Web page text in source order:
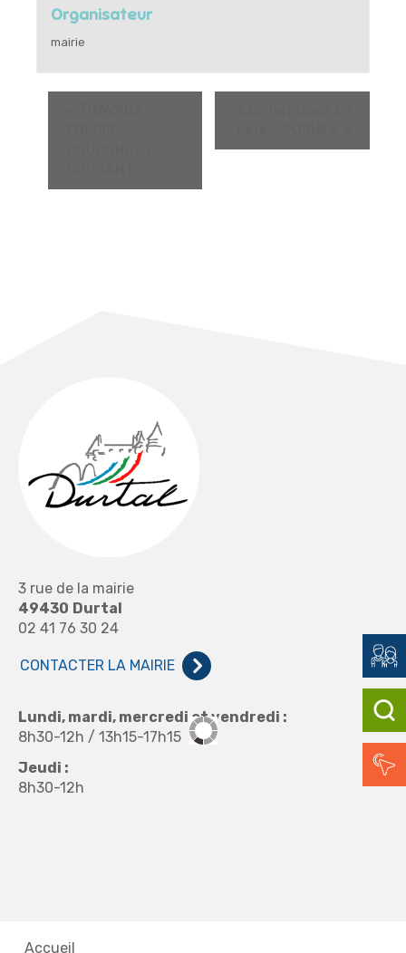
Organisateur
mairie
3 rue de la mairie
49430 Durtal
02 41 76 30 24
CONTACTER LA MAIRIE
Lundi, mardi, mercredi et vendredi :
8h30-12h / 13h15-17h15
Jeudi :
8h30-12h
Accueil